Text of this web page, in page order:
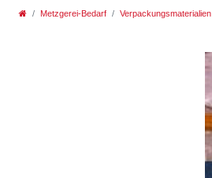
Metzgerei-Bedarf Verpackungsmaterialien